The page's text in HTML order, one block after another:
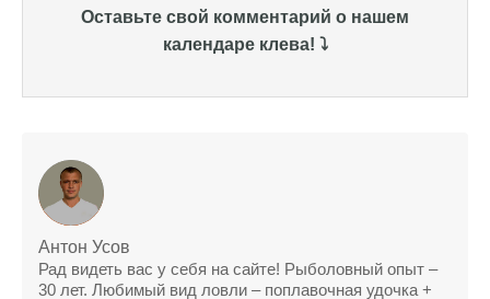
Сегодня благодаря прогнозу клева удалось
действительно работает
полной ерундой, ни одной рыбы не поймал
Поймал всего одну рыбу, несмотря на
Сегодняшний прогноз клева позволил мне
Оставьте свой комментарий о нашем
календаре клева! ⤵️
Антон Усов
Рад видеть вас у себя на сайте! Рыболовный опыт –
30 лет. Любимый вид ловли – поплавочная удочка +